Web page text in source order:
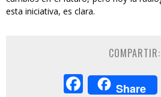
esta iniciativa, es clara.
COMPARTIR:
Share